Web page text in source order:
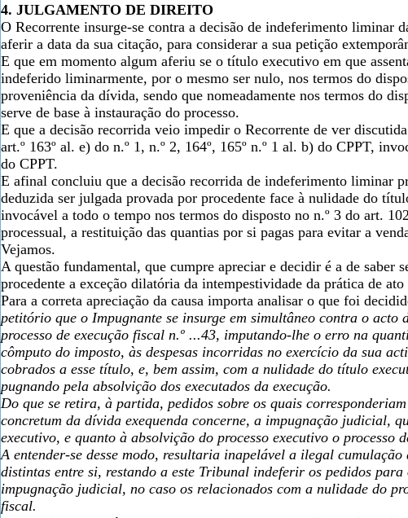
4. JULGAMENTO DE DIREITO
O Recorrente insurge-se contra a decisão de indeferimento liminar
aferir a data da sua citação, para considerar a sua petição
E que em momento algum aferiu se o título executivo em que
indeferido liminarmente, por o mesmo ser nulo, nos termos do
proveniência da dívida, sendo que nomeadamente nos termos do
serve de base à instauração do processo.
E que a decisão recorrida veio impedir o Recorrente de ver
art.º 163º al. e) do n.º 1, n.º 2, 164º, 165º n.º 1 al. b) do CPPT,
do CPPT.
E afinal concluiu que a decisão recorrida de indeferimento liminar
deduzida ser julgada provada por procedente face à nulidade do
invocável a todo o tempo nos termos do disposto no n.º 3 do art.
processual, a restituição das quantias por si pagas para evitar a
Vejamos.
A questão fundamental, que cumpre apreciar e decidir é a de
procedente a exceção dilatória da intempestividade da prática de ato
Para a correta apreciação da causa importa analisar o que foi
petitório que o Impugnante se insurge em simultâneo contra o
processo de execução fiscal n.º ...43, imputando-lhe o erro na
cômputo do imposto, às despesas incorridas no exercício da sua
cobrados a esse título, e, bem assim, com a nulidade do título
pugnando pela absolvição dos executados da execução.
Do que se retira, à partida, pedidos sobre os quais
concretum da dívida exequenda concerne, a impugnação judicial,
executivo, e quanto à absolvição do processo executivo o processo
A entender-se desse modo, resultaria inapelável a ilegal
distintas entre si, restando a este Tribunal indeferir os pedidos
impugnação judicial, no caso os relacionados com a nulidade do
fiscal.